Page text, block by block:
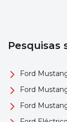
Pesquisas
Ford
Ford
Ford